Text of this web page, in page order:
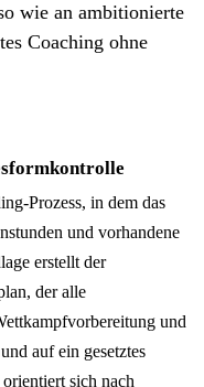
wie an ambitionierte
Coaching ohne
Prozess, in dem das
und vorhandene
erstellt der
der alle
und
auf ein gesetztes
sich nach